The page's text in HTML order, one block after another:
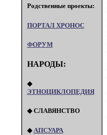
Родственные проекты:
ПОРТАЛ XPOHOC
ФОРУМ
НАРОДЫ:
◆
ЭТНОЦИКЛОПЕДИЯ
◆ СЛАВЯНСТВО
◆ АПСУАРА